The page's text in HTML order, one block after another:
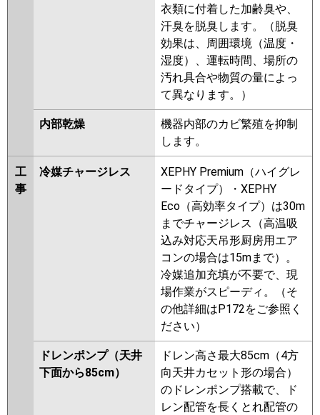
衣類に付着した加齢臭や、
汗臭を脱臭します。（脱臭
効果は、周囲環境（温度・
湿度）、運転時間、場所の
汚れ具合や物質の量によっ
て異なります。）
内部乾燥
機器内部のカビ繁殖を抑制
します。
工
事
冷媒チャージレス
XEPHY Premium（ハイグレ
ードタイプ）・XEPHY
Eco（高効率タイプ）は30m
までチャージレス（高温吸
込み対応天吊形厨房用エア
コンの場合は15mまで）。
冷媒追加充填が不要で、現
場作業がスピーディ。（そ
の他詳細はP172をご参照く
ださい）
ドレンポンプ（天井
下面から85cm）
ドレン高さ最大85cm（4方
向天井カセット形の場合）
のドレンポンプ搭載で、ド
レン配管を長くとれ配管の